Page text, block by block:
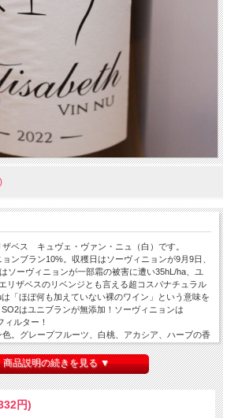
ザベス キュヴェ・ヴァン・ニュ（白）です。
ンブラン10%。収穫日はソーヴィニョンが9月9日、
ソーヴィニョンが一部霜の被害に遭い35hL/ha、ユ
リザベスのリベンジとも言える超コスパナチュラル
「ほぼ何も加えていない裸のワイン」という意味を
はユニブランが無添加！ソーヴィニョンは
ルター！
。グレープフルーツ、白桃、アカシア、ハーブの香
リスピーで透明感のあるグレープフルーツのような
後からハーブのようなグラッシーな苦みが余韻に続
品説明の続きを見る ▼
円)